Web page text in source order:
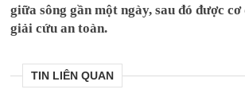
giữa sông gần một ngày, sau đó được
giải cứu an toàn.
TIN LIÊN QUAN